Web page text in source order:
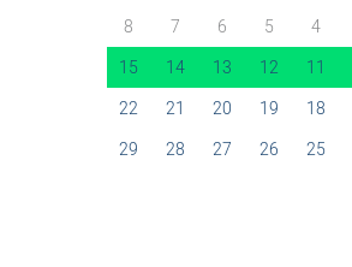
4
5
6
7
8
11
12
13
14
15
18
19
20
21
22
25
26
27
28
29